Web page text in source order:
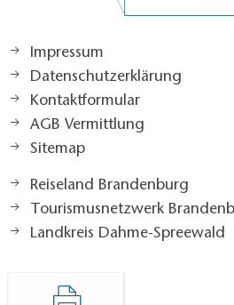
Impressum
Datenschutzerklärung
Kontaktformular
AGB Vermittlung
Sitemap
Reiseland Brandenburg
Tourismusnetzwerk
Landkreis Dahme-Spreewald